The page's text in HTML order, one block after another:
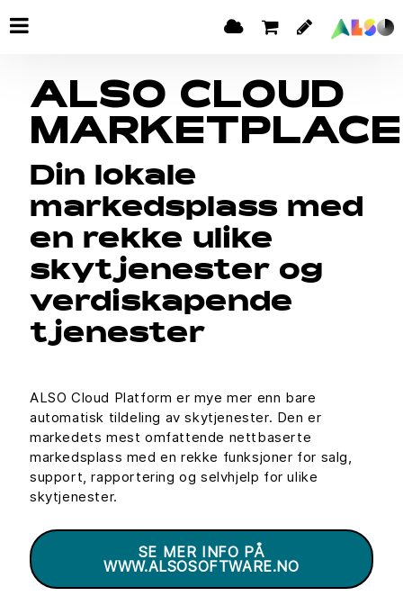
ALSO CLOUD
MARKETPLACE
Din lokale
markedsplass med
en rekke ulike
skytjenester og
verdiskapende
tjenester
ALSO Cloud Platform er mye mer enn bare
automatisk tildeling av skytjenester. Den er
markedets mest omfattende nettbaserte
markedsplass med en rekke funksjoner for salg,
support, rapportering og selvhjelp for ulike
skytjenester.
SE MER INFO PÅ
WWW.ALSOSOFTWARE.NO